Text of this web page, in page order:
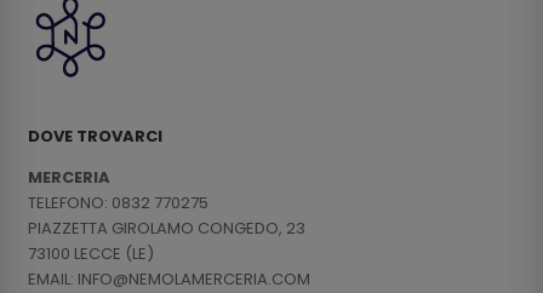
DOVE TROVARCI
MERCERIA
TELEFONO: 0832 770275
PIAZZETTA GIROLAMO CONGEDO, 23
73100 LECCE (LE)
EMAIL: INFO@NEMOLAMERCERIA.COM